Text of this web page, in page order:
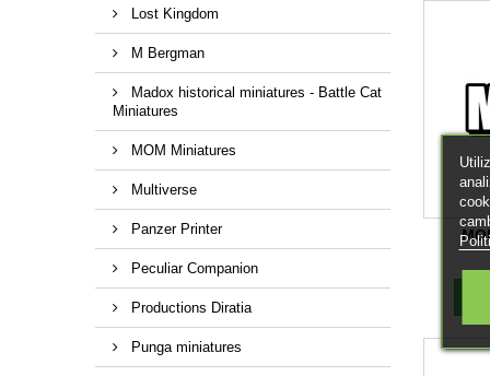
Lost Kingdom
M Bergman
Madox historical miniatures - Battle Cat
Miniatures
MOM Miniatures
Multiverse
Panzer Printer
Peculiar Companion
Productions Diratia
Punga miniatures